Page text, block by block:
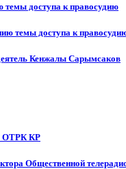
темы доступа к правосудию
темы доступа к
Кенжалы Сарымсаков
ОТРК КР
Общественной